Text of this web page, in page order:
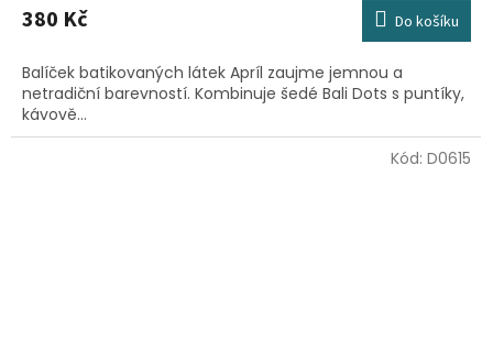
380 Kč Do košíku
Balíček batikovaných látek Apríl zaujme jemnou a
netradiční barevností. Kombinuje šedé Bali Dots s puntíky,
kávově...
Kód: D0615